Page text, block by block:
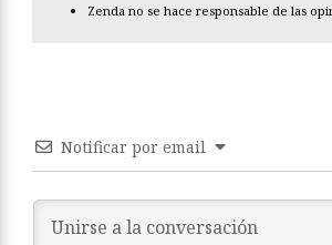
Zenda no se hace responsable de las
Notificar por email